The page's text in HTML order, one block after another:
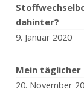
dahinter?
9. Januar 2020
Mein täglicher
20. November